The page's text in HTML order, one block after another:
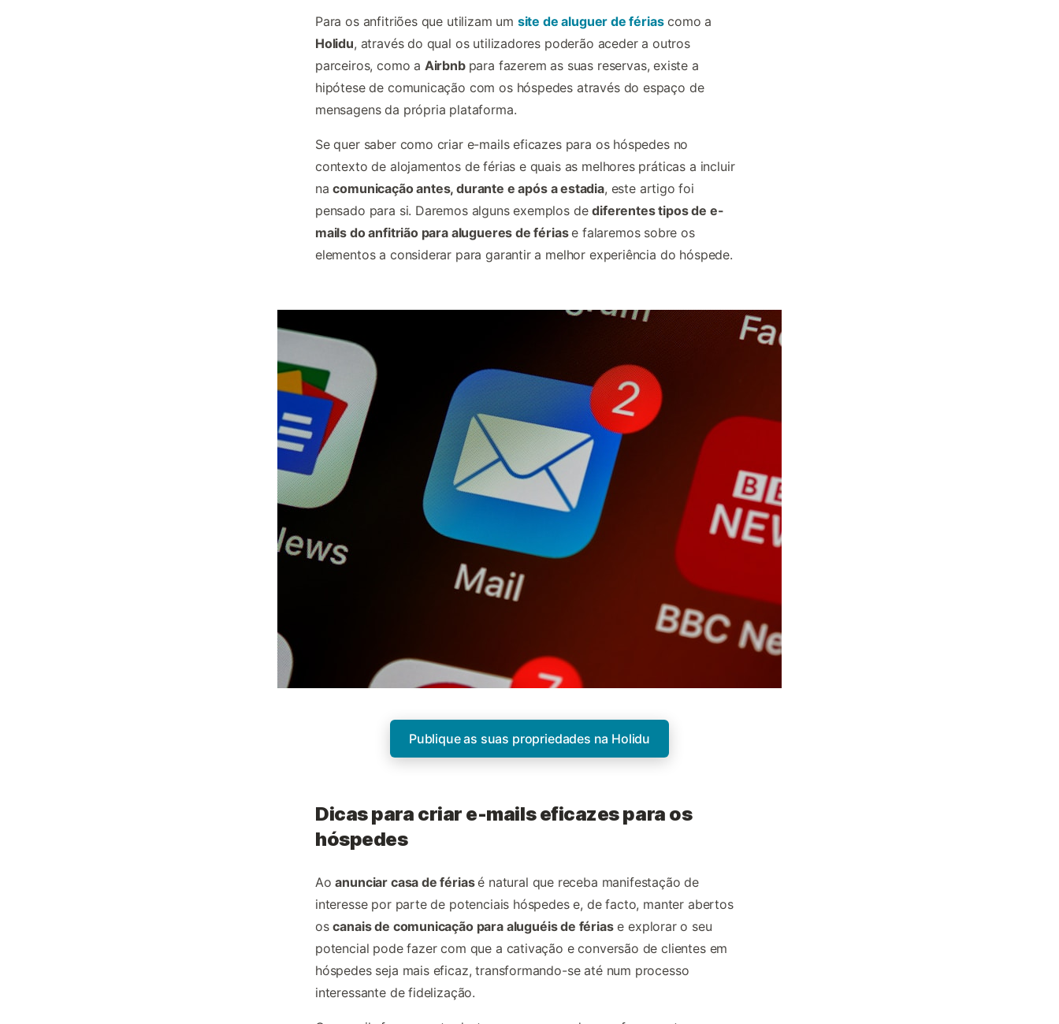
Para os anfitriões que utilizam um site de aluguer de férias como a
Holidu, através do qual os utilizadores poderão aceder a outros
parceiros, como a Airbnb para fazerem as suas reservas, existe a
hipótese de comunicação com os hóspedes através do espaço de
mensagens da própria plataforma.
Se quer saber como criar e-mails eficazes para os hóspedes no
contexto de alojamentos de férias e quais as melhores práticas a incluir
nacomunicação antes, durante e após a estadia, este artigo foi
pensado para si. Daremos alguns exemplos dediferentes tipos de e-
mails do anfitrião para alugueres de fériase falaremos sobre os
elementos a considerar para garantir a melhor experiência do hóspede.
Publique as suas propriedades na Holidu
Dicas para criar e-mails eficazes para os
hóspedes
Aoanunciar casa de fériasé natural que receba manifestação de
interesse por parte de potenciais hóspedes e, de facto, manter abertos
oscanais de comunicação para aluguéis de fériase explorar o seu
potencial pode fazer com que a cativação e conversão de clientes em
hóspedes seja mais eficaz, transformando-se até num processo
interessante de fidelização.